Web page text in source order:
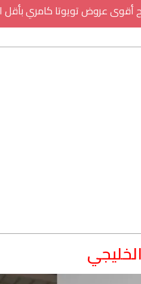
عروض تويوتا كامري بأقل